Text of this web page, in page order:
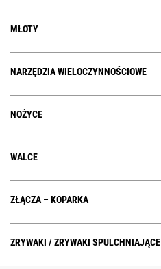
MŁOTY
NARZĘDZIA WIELOCZYNNOŚCIOWE
NOŻYCE
WALCE
ZŁĄCZA – KOPARKA
ZRYWAKI / ZRYWAKI SPULCHNIAJĄCE